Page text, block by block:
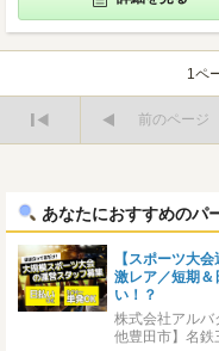
1ペ
前のページ
あなたにおすすめのパ
【スポーツ大会
激レア／短期
い！？
株式会社アル
他豊田市】名鉄